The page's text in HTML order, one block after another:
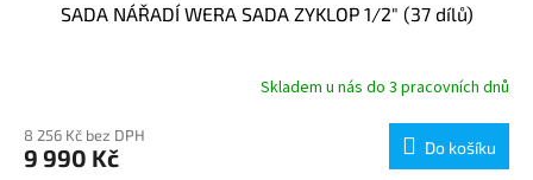
SADA NÁŘADÍ WERA SADA ZYKLOP 1/2" (37 dílů)
Skladem u nás do 3 pracovních dnů
8 256 Kč bez DPH
9 990 Kč Do košíku